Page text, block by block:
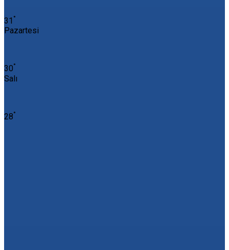
31 °
Pazartesi
30°
Salı
28°